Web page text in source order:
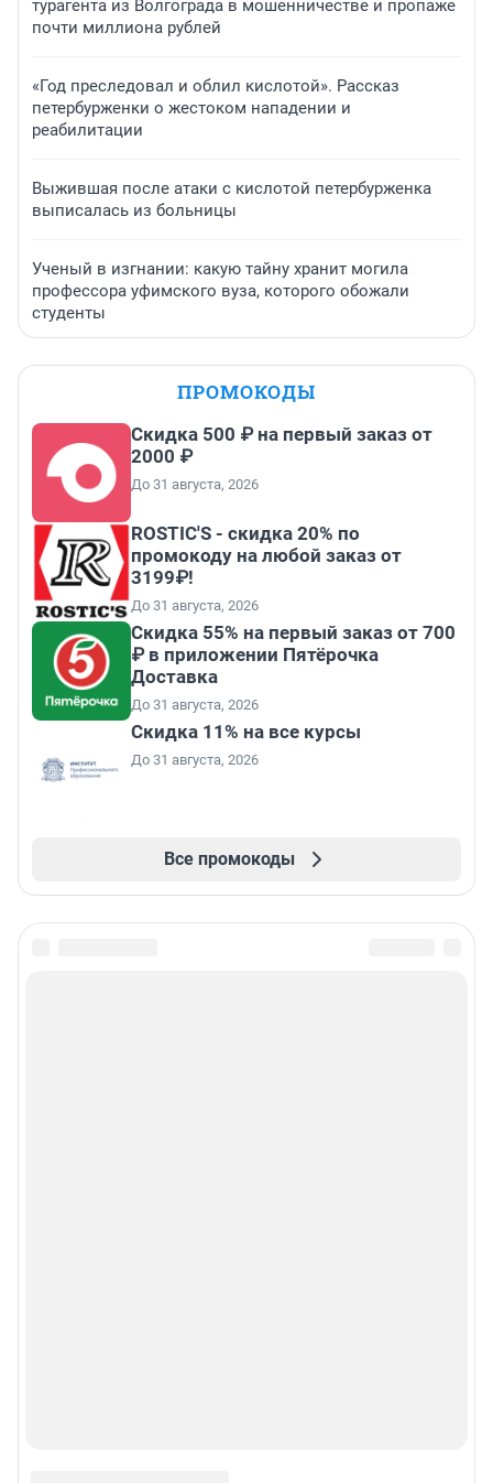
турагента из Волгограда в мошенничестве и пропаже
почти миллиона рублей
«Год преследовал и облил кислотой». Рассказ
петербурженки о жестоком нападении и
реабилитации
Выжившая после атаки с кислотой петербурженка
выписалась из больницы
Ученый в изгнании: какую тайну хранит могила
профессора уфимского вуза, которого обожали
студенты
ПРОМОКОДЫ
Скидка 500 ₽ на первый заказ от
2000 ₽
До 31 августа, 2026
ROSTIC'S - скидка 20% по
промокоду на любой заказ от
3199₽!
До 31 августа, 2026
Скидка 55% на первый заказ от 700
₽ в приложении Пятёрочка
Доставка
До 31 августа, 2026
Скидка 11% на все курсы
До 31 августа, 2026
Все промокоды